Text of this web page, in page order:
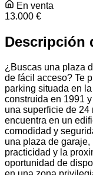
En venta
13.000 €
Descripción
¿Buscas una plaza
de fácil acceso? Te
parking situada en
construida en 1991
una superficie de 24
encuentra en un
comodidad y
una plaza de
practicidad y la
oportunidad de